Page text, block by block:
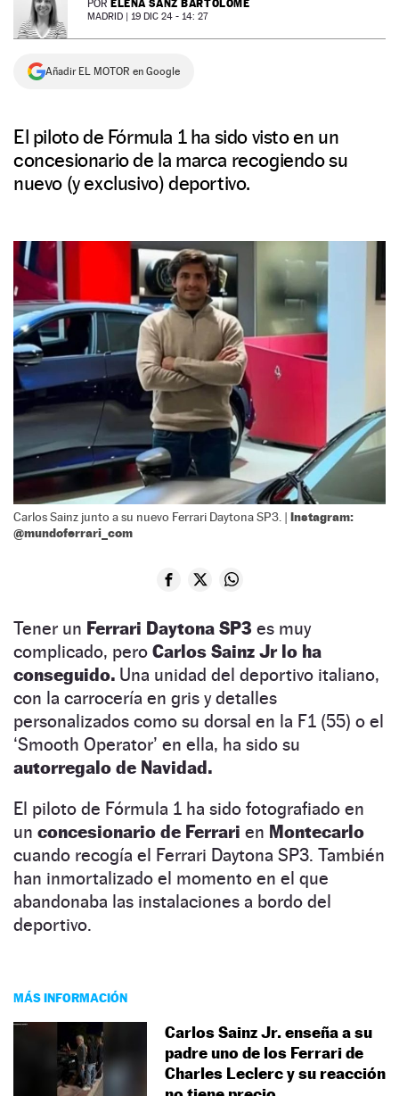
NEWSLETTER
SÍGUENOS
POR ELENA SANZ BARTOLOMÉ
MADRID | 19 DIC 24 - 14: 27
Añadir EL MOTOR en Google
El piloto de Fórmula 1 ha sido visto en un
concesionario de la marca recogiendo su
nuevo (y exclusivo) deportivo.
Carlos Sainz junto a su nuevo Ferrari Daytona SP3. | Instagram:
@mundoferrari_com
Tener un Ferrari Daytona SP3 es muy
complicado, pero Carlos Sainz Jr lo ha
conseguido. Una unidad del deportivo italiano,
con la carrocería en gris y detalles
personalizados como su dorsal en la F1 (55) o el
‘Smooth Operator’ en ella, ha sido su
autorregalo de Navidad.
El piloto de Fórmula 1 ha sido fotografiado en
un concesionario de Ferrari en Montecarlo
cuando recogía el Ferrari Daytona SP3. También
han inmortalizado el momento en el que
abandonaba las instalaciones a bordo del
deportivo.
MÁS INFORMACIÓN
Carlos Sainz Jr. enseña a su
padre uno de los Ferrari de
Charles Leclerc y su reacción